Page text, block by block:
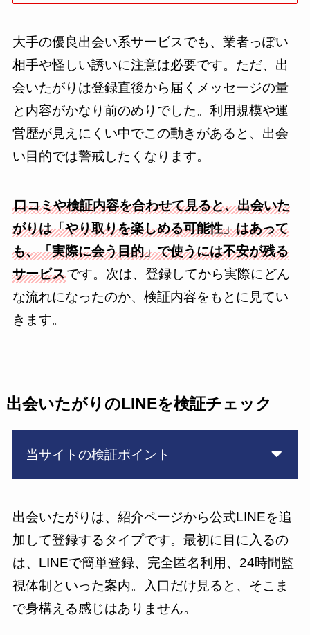
大手の優良出会い系サービスでも、業者っぽい
相手や怪しい誘いに注意は必要です。ただ、出
会いたがりは登録直後から届くメッセージの量
と内容がかなり前のめりでした。利用規模や運
営歴が見えにくい中でこの動きがあると、出会
い目的では警戒したくなります。
口コミや検証内容を合わせて見ると、出会いた
がりは「やり取りを楽しめる可能性」はあって
も、「実際に会う目的」で使うには不安が残る
サービスです。次は、登録してから実際にどん
な流れになったのか、検証内容をもとに見てい
きます。
出会いたがりのLINEを検証チェック
当サイトの検証ポイント
出会いたがりは、紹介ページから公式LINEを追
加して登録するタイプです。最初に目に入るの
は、LINEで簡単登録、完全匿名利用、24時間監
視体制といった案内。入口だけ見ると、そこま
で身構える感じはありません。